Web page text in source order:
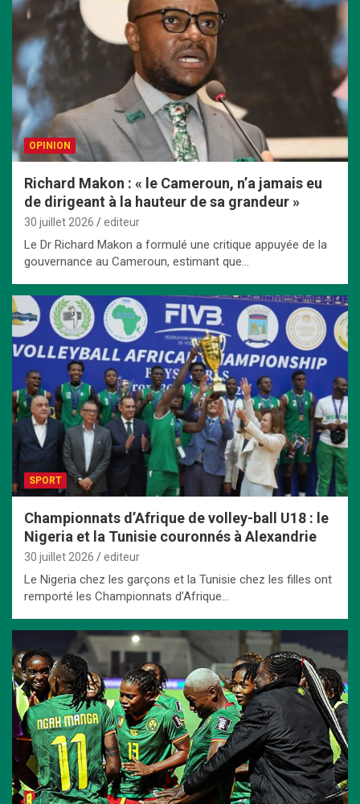
OPINION
Richard Makon : « le Cameroun, n’a jamais eu
de dirigeant à la hauteur de sa grandeur »
30 juillet 2026 editeur
Le Dr Richard Makon a formulé une critique appuyée de la
gouvernance au Cameroun, estimant que…
SPORT
Championnats d’Afrique de volley-ball U18 : le
Nigeria et la Tunisie couronnés à Alexandrie
30 juillet 2026 editeur
Le Nigeria chez les garçons et la Tunisie chez les filles ont
remporté les Championnats d’Afrique…